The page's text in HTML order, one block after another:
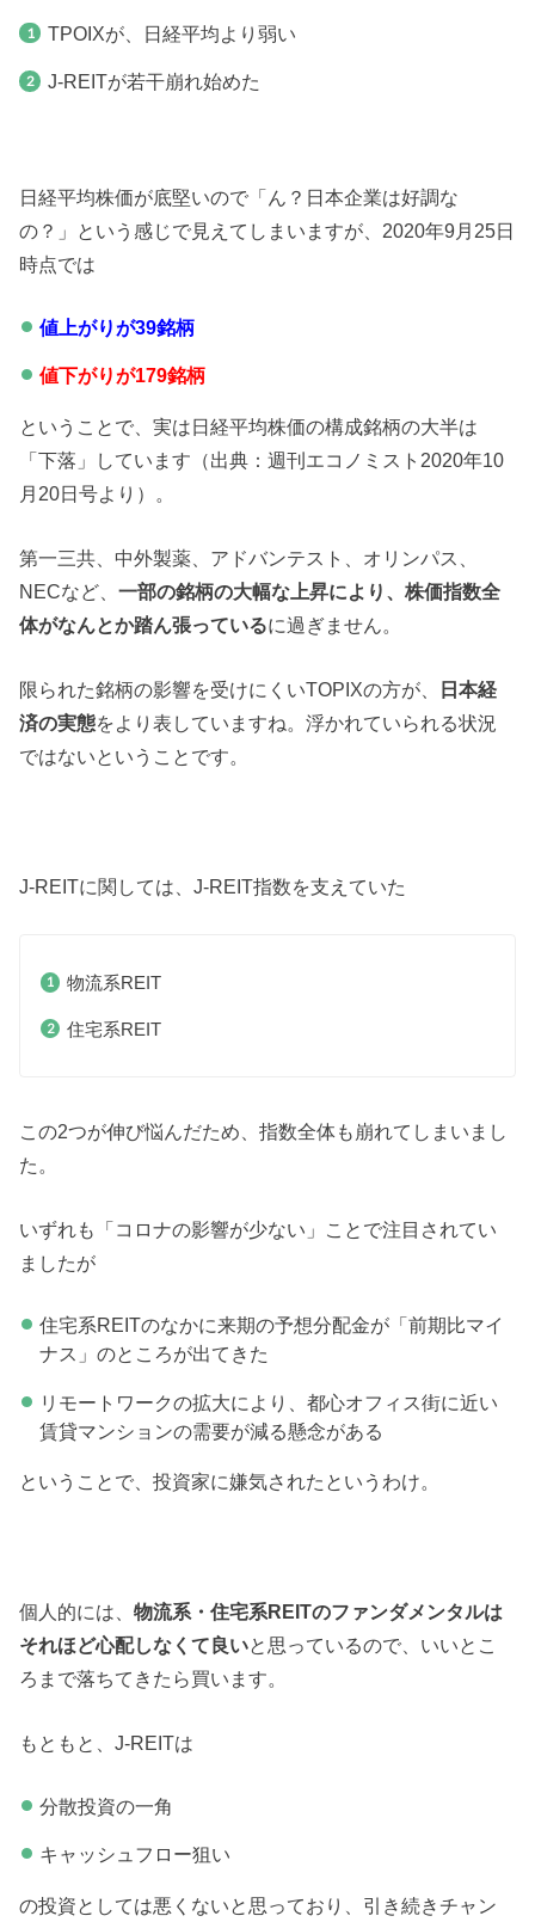
TPOIXが、日経平均より弱い
J-REITが若干崩れ始めた
日経平均株価が底堅いので「ん？日本企業は好調な
の？」という感じで見えてしまいますが、2020年9月25日
時点では
値上がりが39銘柄
値下がりが179銘柄
ということで、実は日経平均株価の構成銘柄の大半は
「下落」しています（出典：週刊エコノミスト2020年10
月20日号より）。
第一三共、中外製薬、アドバンテスト、オリンパス、
NECなど、一部の銘柄の大幅な上昇により、株価指数全
体がなんとか踏ん張っているに過ぎません。
限られた銘柄の影響を受けにくいTOPIXの方が、
日本経
済の実態をより表していますね。浮かれていられる状況
ではないということです。
J-REITに関しては、J-REIT指数を支えていた
物流系REIT
住宅系REIT
この2つが伸び悩んだため、指数全体も崩れてしまいまし
た。
いずれも「コロナの影響が少ない」ことで注目されてい
ましたが
住宅系REITのなかに来期の予想分配金が「前期比マイ
ナス」のところが出てきた
リモートワークの拡大により、都心オフィス街に近い
賃貸マンションの需要が減る懸念がある
ということで、投資家に嫌気されたというわけ。
個人的には、物流系・住宅系REITのファンダメンタルは
それほど心配しなくて良いと思っているので、いいとこ
ろまで落ちてきたら買います。
もともと、J-REITは
分散投資の一角
キャッシュフロー狙い
の投資としては悪くないと思っており、引き続きチャン